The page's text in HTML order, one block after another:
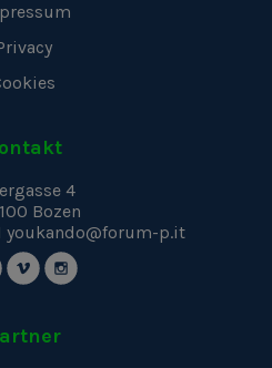
4
Bozen
youkando@forum-p.it